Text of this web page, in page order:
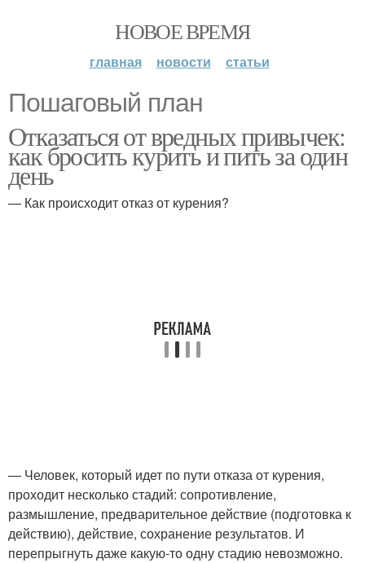
НОВОЕ ВРЕМЯ
главная новости статьи
Пошаговый план
Отказаться от вредных привычек:
как бросить курить и пить за один
день
— Как происходит отказ от курения?
— Человек, который идет по пути отказа от курения,
проходит несколько стадий: сопротивление,
размышление, предварительное действие (подготовка к
действию), действие, сохранение результатов. И
перепрыгнуть даже какую-то одну стадию невозможно.